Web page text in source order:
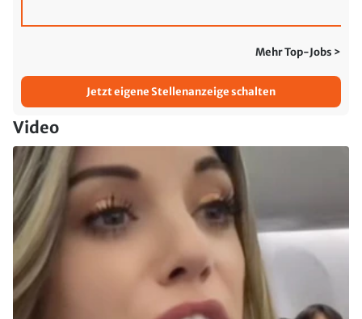
Mehr Top-Jobs >
Jetzt eigene Stellenanzeige schalten
Video